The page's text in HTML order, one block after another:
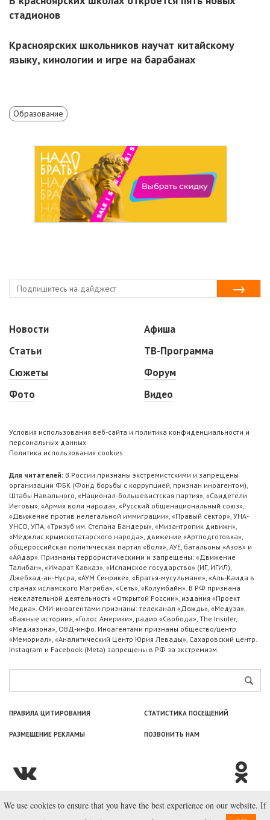
стадионов
Красноярских школьников научат китайскому
языку, кинологии и игре на барабанах
Образование
Новости
Статьи
Сюжеты
Фото
Афиша
ТВ-Программа
Форум
Видео
Условия использования веб-сайта и политика конфиденциальности и
персональных данных
Политика использования cookies
Для читателей: В России признаны экстремистскими и запрещены
организации ФБК (Фонд борьбы с коррупцией, признан иноагентом),
Штабы Навального, «Национал-большевистская партия», «Свидетели
Иеговы», «Армия воли народа», «Русский общенациональный союз»,
«Движение против нелегальной иммиграции», «Правый сектор», УНА-
УНСО, УПА, «Тризуб им. Степана Бандеры», «Мизантропик дивижн»,
«Меджлис крымскотатарского народа», движение «Артподготовка»,
общероссийская политическая партия «Воля», АУЕ, батальоны «Азов» и
«Айдар». Признаны террористическими и запрещены: «Движение
Талибан», «Имарат Кавказ», «Исламское государство» (ИГ, ИГИЛ),
Джебхад-ан-Нусра, «АУМ Синрике», «Братья-мусульмане», «Аль-Каида в
странах исламского Магриба», «Сеть», «Колумбайн». В РФ признана
нежелательной деятельность «Открытой России», издания «Проект
Медиа». СМИ-иноагентами признаны: телеканал «Дождь», «Медуза»,
«Важные истории», «Голос Америки», радио «Свобода», The Insider,
«Медиазона», ОВД-инфо. Иноагентами признаны общество/центр
«Мемориал», «Аналитический Центр Юрия Левады», Сахаровский центр.
Instagram и Facebook (Metа) запрещены в РФ за экстремизм.
ПРАВИЛА ЦИТИРОВАНИЯ СТАТИСТИКА ПОСЕЩЕНИЙ
РАЗМЕЩЕНИЕ РЕКЛАМЫ ПОЗВОНИТЬ НАМ
© ООО «Лаборатория Новоcтей», 2003—2026.
We use cookies to ensure that you have the best experience on our website. If